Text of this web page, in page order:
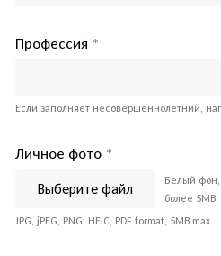
Профессия *
Если заполняет несовершеннолетний,
Личное фото *
Выберите файл
Белый фон,
более 5MB
JPG, jPEG, PNG, HEIC, PDF format, 5MB max